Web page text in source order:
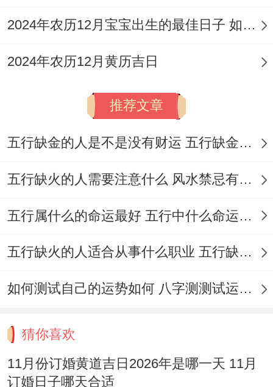
宜:纳采，订盟、嫁娶，祭祀、祈福，雕刻、
移徙，开市、入宅，出行、动土，会亲友、
入学，修造、动土，起基、安门，安床、造
庙，解除、纳财，开池、造畜稠，牧养。
忌:上梁、开仓、出货财、盖屋、造船！
后续婚礼筹备紧密衔接的新人！
9.阳历2026年11月19日，星期四
农历十月十一,冲兔（癸卯）煞东。
醮、开光、出行、解除、动土、开市、交
易、立券、挂匾、拆卸、破土...
2024年农历12月宝宝出生的最佳日子 如何挑选适合的吉日
2024年农历12月黄历吉日
推荐文章
五行缺金的人是不是没有财运 五行缺金的人命运好不好
五行缺火的人需要注意什么 风水禁忌有哪些
五行属什么的命运最好 五行中什么命运势旺盛
五行缺火的人适合从事什么职业 五行缺火的人适合从事的职业有哪些
如何测试自己的运势如何 八字测测试运运程
猜你喜欢
11月份订婚黄道吉日2026年是哪一天 11月
订婚日子哪天合适